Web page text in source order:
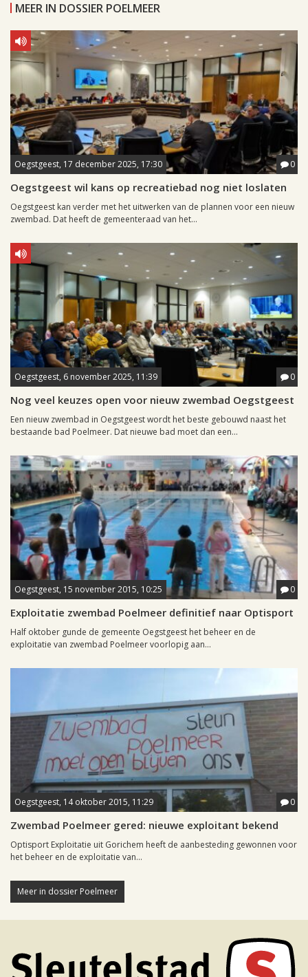
MEER IN DOSSIER POELMEER
Oegstgeest, 17 december 2025, 17:30 0
Oegstgeest wil kans op recreatiebad nog niet loslaten
Oegstgeest kan verder met het uitwerken van de plannen voor een nieuw
zwembad. Dat heeft de gemeenteraad van het...
Oegstgeest, 6 november 2025, 11:39 0
Nog veel keuzes open voor nieuw zwembad Oegstgeest
Een nieuw zwembad in Oegstgeest wordt het beste gebouwd naast het
bestaande bad Poelmeer. Dat nieuwe bad moet dan een...
Oegstgeest, 15 november 2015, 10:25 0
Exploitatie zwembad Poelmeer definitief naar Optisport
Half oktober gunde de gemeente Oegstgeest het beheer en de
exploitatie van zwembad Poelmeer voorlopig aan...
Oegstgeest, 14 oktober 2015, 11:29 0
Zwembad Poelmeer gered: nieuwe exploitant bekend
Optisport Exploitatie uit Gorichem heeft de aanbesteding gewonnen voor
het beheer en de exploitatie van...
Meer in dossier Poelmeer